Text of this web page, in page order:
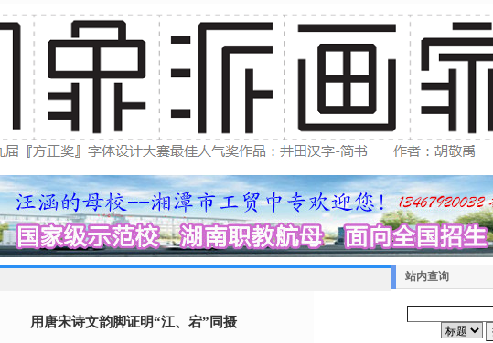
用唐宋诗文韵脚证明“江、宕”同摄
站内查询